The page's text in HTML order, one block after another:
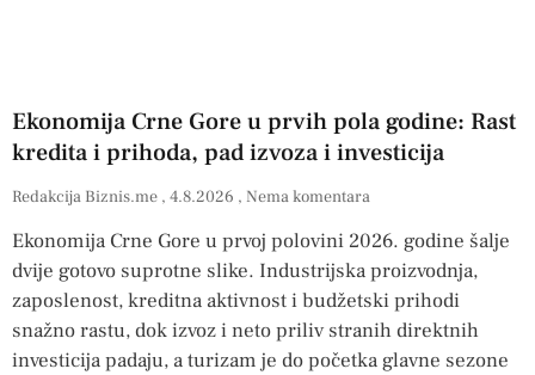
Ekonomija Crne Gore u prvih pola godine: Rast
kredita i prihoda, pad izvoza i investicija
Redakcija Biznis.me 4.8.2026 Nema komentara
Ekonomija Crne Gore u prvoj polovini 2026. godine šalje
dvije gotovo suprotne slike. Industrijska proizvodnja,
zaposlenost, kreditna aktivnost i budžetski prihodi
snažno rastu, dok izvoz i neto priliv stranih direktnih
investicija padaju, a turizam je do početka glavne sezone